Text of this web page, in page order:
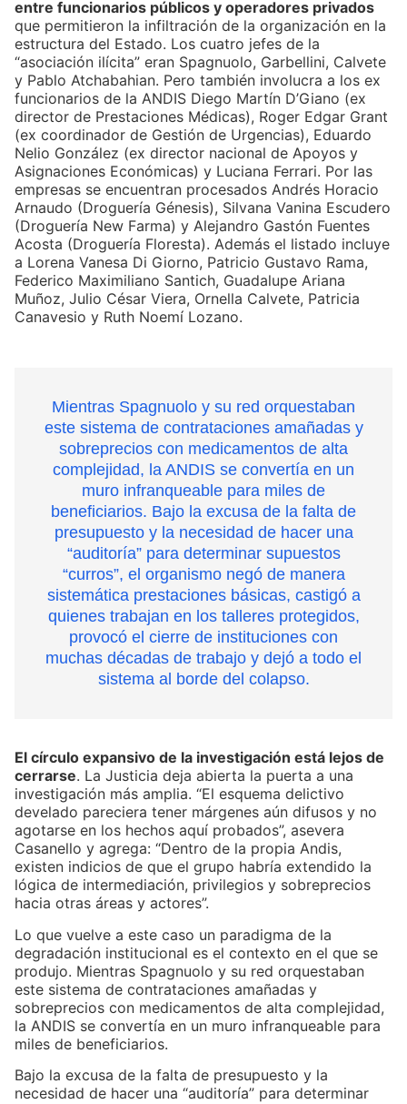
entre funcionarios públicos y operadores privados
que permitieron la infiltración de la organización en la
estructura del Estado. Los cuatro jefes de la
“asociación ilícita” eran Spagnuolo, Garbellini, Calvete
y Pablo Atchabahian. Pero también involucra a los ex
funcionarios de la ANDIS Diego Martín D’Giano (ex
director de Prestaciones Médicas), Roger Edgar Grant
(ex coordinador de Gestión de Urgencias), Eduardo
Nelio González (ex director nacional de Apoyos y
Asignaciones Económicas) y Luciana Ferrari. Por las
empresas se encuentran procesados Andrés Horacio
Arnaudo (Droguería Génesis), Silvana Vanina Escudero
(Droguería New Farma) y Alejandro Gastón Fuentes
Acosta (Droguería Floresta). Además el listado incluye
a Lorena Vanesa Di Giorno, Patricio Gustavo Rama,
Federico Maximiliano Santich, Guadalupe Ariana
Muñoz, Julio César Viera, Ornella Calvete, Patricia
Canavesio y Ruth Noemí Lozano.
Mientras Spagnuolo y su red orquestaban
este sistema de contrataciones amañadas y
sobreprecios con medicamentos de alta
complejidad, la ANDIS se convertía en un
muro infranqueable para miles de
beneficiarios. Bajo la excusa de la falta de
presupuesto y la necesidad de hacer una
“auditoría” para determinar supuestos
“curros”, el organismo negó de manera
sistemática prestaciones básicas, castigó a
quienes trabajan en los talleres protegidos,
provocó el cierre de instituciones con
muchas décadas de trabajo y dejó a todo el
sistema al borde del colapso.
El círculo expansivo de la investigación está lejos de
cerrarse. La Justicia deja abierta la puerta a una
investigación más amplia. “El esquema delictivo
develado pareciera tener márgenes aún difusos y no
agotarse en los hechos aquí probados”, asevera
Casanello y agrega: “Dentro de la propia Andis,
existen indicios de que el grupo habría extendido la
lógica de intermediación, privilegios y sobreprecios
hacia otras áreas y actores”.
Lo que vuelve a este caso un paradigma de la
degradación institucional es el contexto en el que se
produjo. Mientras Spagnuolo y su red orquestaban
este sistema de contrataciones amañadas y
sobreprecios con medicamentos de alta complejidad,
la ANDIS se convertía en un muro infranqueable para
miles de beneficiarios.
Bajo la excusa de la falta de presupuesto y la
necesidad de hacer una “auditoría” para determinar